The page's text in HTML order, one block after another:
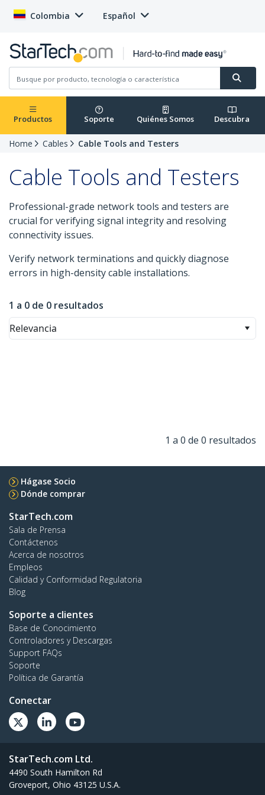
Colombia Español
Productos Soporte Quiénes Somos Descubra
Home Cables Cable Tools and Testers
Cable Tools and Testers
Professional-grade network tools and testers are
crucial for verifying signal integrity and resolving
connectivity issues.
Verify network terminations and quickly diagnose
errors in high-density cable installations.
1 a 0 de 0 resultados
Relevancia
1 a 0 de 0 resultados
Hágase Socio
Dónde comprar
StarTech.com
Sala de Prensa
Contáctenos
Acerca de nosotros
Empleos
Calidad y Conformidad Regulatoria
Blog
Soporte a clientes
Base de Conocimiento
Controladores y Descargas
Support FAQs
Soporte
Política de Garantía
Conectar
StarTech.com Ltd.
4490 South Hamilton Rd
Groveport, Ohio 43125 U.S.A.